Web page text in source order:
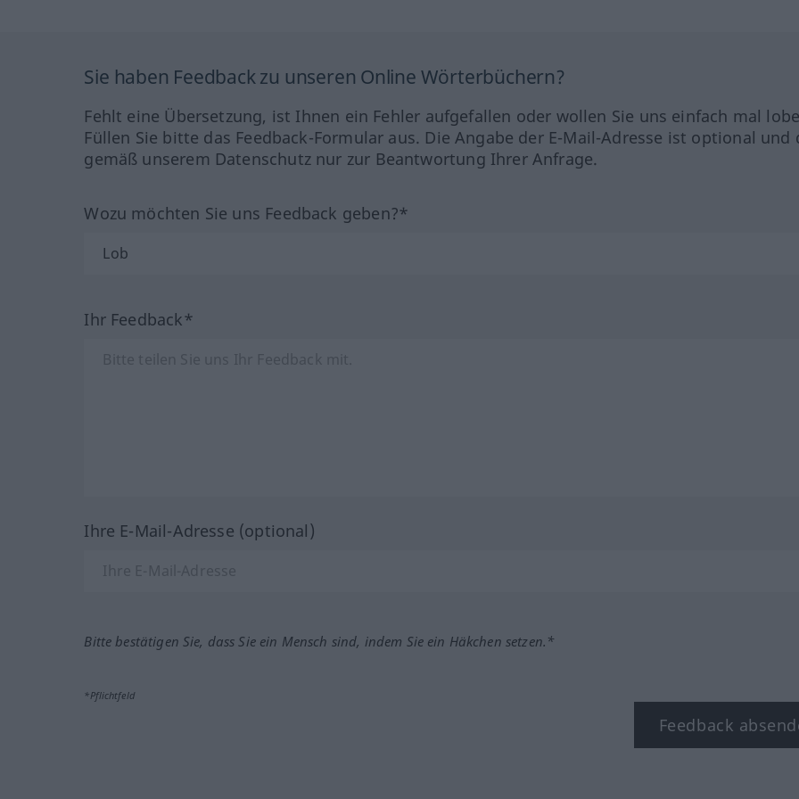
Sie haben Feedback zu unseren Online Wörterbüchern?
Fehlt eine Übersetzung, ist Ihnen ein Fehler aufgefallen oder wollen Sie uns einfach mal
Füllen Sie bitte das Feedback-Formular aus. Die Angabe der E-Mail-Adresse ist optional und
gemäß unserem Datenschutz nur zur Beantwortung Ihrer Anfrage.
Wozu möchten Sie uns Feedback geben?*
Ihr Feedback*
Ihre E-Mail-Adresse (optional)
Bitte bestätigen Sie, dass Sie ein Mensch sind, indem Sie ein Häkchen setzen.*
*Pflichtfeld
Feedback